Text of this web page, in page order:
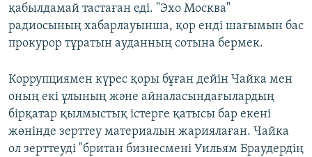
қабылдамай тастаған еді. "Эхо Москва"
радиосының хабарлауынша, қор енді шағымын бас
прокурор тұратын ауданның сотына бермек.
Коррупциямен күрес қоры бұған дейін Чайка мен
оның екі ұлының және айналасындағылардың
бірқатар қылмыстық істерге қатысы бар екені
жөнінде зерттеу материалын жариялаған. Чайка
ол зерттеуді "британ бизнесмені Уильям Браудердің